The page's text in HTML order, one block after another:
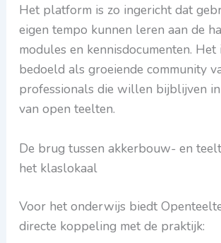
Het platform is zo ingericht dat
eigen tempo kunnen leren aan de
modules en kennisdocumenten.
bedoeld als groeiende community
professionals die willen bijblijven
van open teelten.
De brug tussen akkerbouw- en
het klaslokaal
Voor het onderwijs biedt
directe koppeling met de praktijk: